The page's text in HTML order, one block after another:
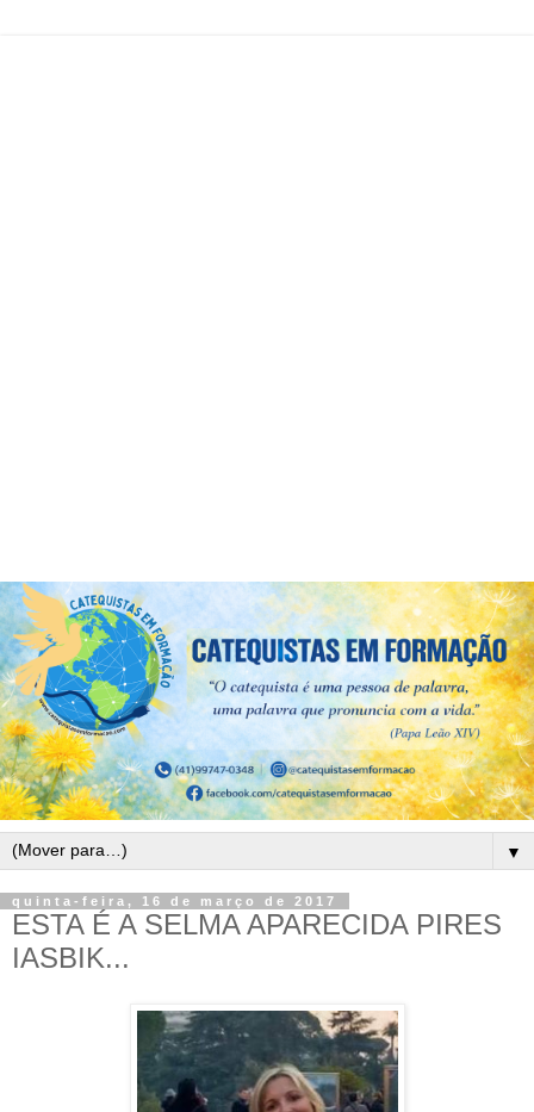
▼
quinta-feira, 16 de março de 2017
ESTA É A SELMA APARECIDA PIRES
IASBIK...